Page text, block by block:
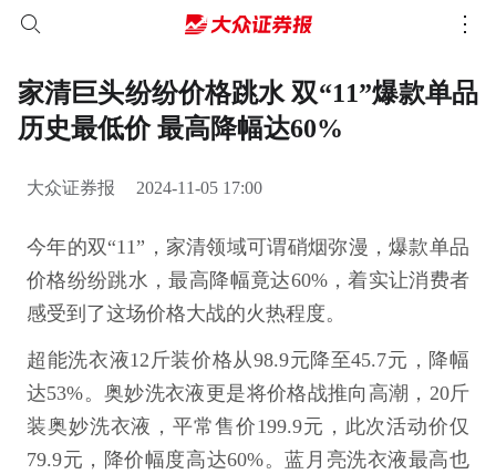
家清巨头纷纷价格跳水 双“11”爆款单品
历史最低价 最高降幅达60%
大众证券报 2024-11-05 17:00
今年的双“11”，家清领域可谓硝烟弥漫，爆款单品
价格纷纷跳水，最高降幅竟达60%，着实让消费者
感受到了这场价格大战的火热程度。
超能洗衣液12斤装价格从98.9元降至45.7元，降幅
达53%。奥妙洗衣液更是将价格战推向高潮，20斤
装奥妙洗衣液，平常售价199.9元，此次活动价仅
79.9元，降价幅度高达60%。蓝月亮洗衣液最高也